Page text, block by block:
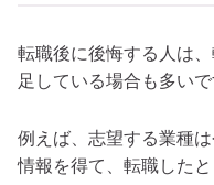
転職後に後悔する人は
足している場合も多いで
例えば、志望する業種
情報を得て、転職したと